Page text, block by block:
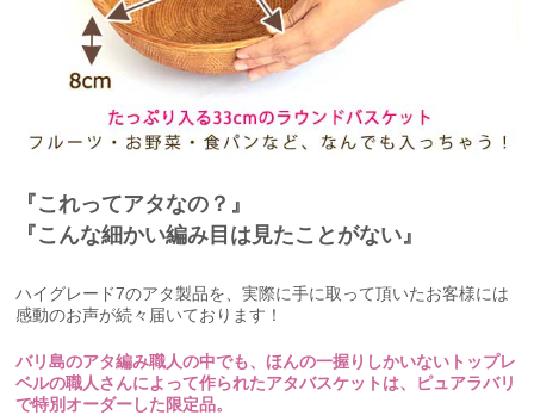
『これってアタなの？』
『こんな細かい編み目は見たことがない』
ハイグレード7のアタ製品を、実際に手に取って頂いたお客様には
感動のお声が続々届いております！
バリ島のアタ編み職人の中でも、ほんの一握りしかいないトップレ
ベルの職人さんによって作られたアタバスケットは、ピュアラバリ
で特別オーダーした限定品。